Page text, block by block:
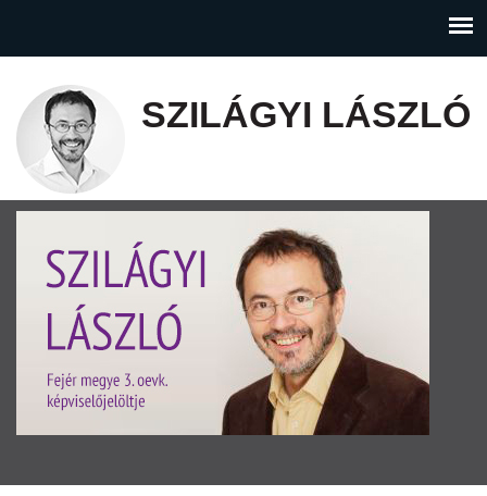
SZILÁGYI LÁSZLÓ